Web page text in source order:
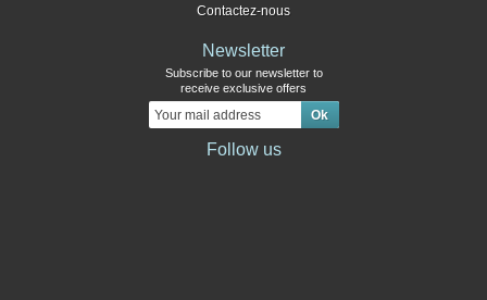
Contactez-nous
Newsletter
Subscribe to our newsletter to
receive exclusive offers
Follow us